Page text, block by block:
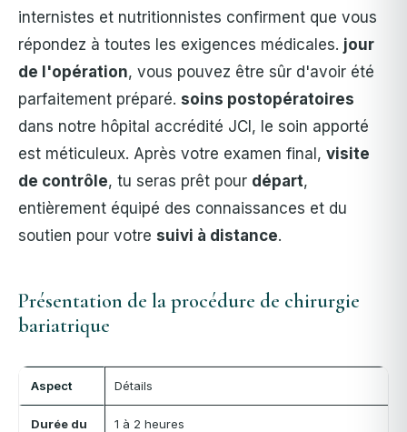
internistes et nutritionnistes confirment que vous
répondez à toutes les exigences médicales. jour
de l'opération, vous pouvez être sûr d'avoir été
parfaitement préparé. soins postopératoires
dans notre hôpital accrédité JCI, le soin apporté
est méticuleux. Après votre examen final, visite
de contrôle, tu seras prêt pour départ,
entièrement équipé des connaissances et du
soutien pour votre suivi à distance.
Présentation de la procédure de chirurgie
bariatrique
Aspect Détails
Durée du
1 à 2 heures